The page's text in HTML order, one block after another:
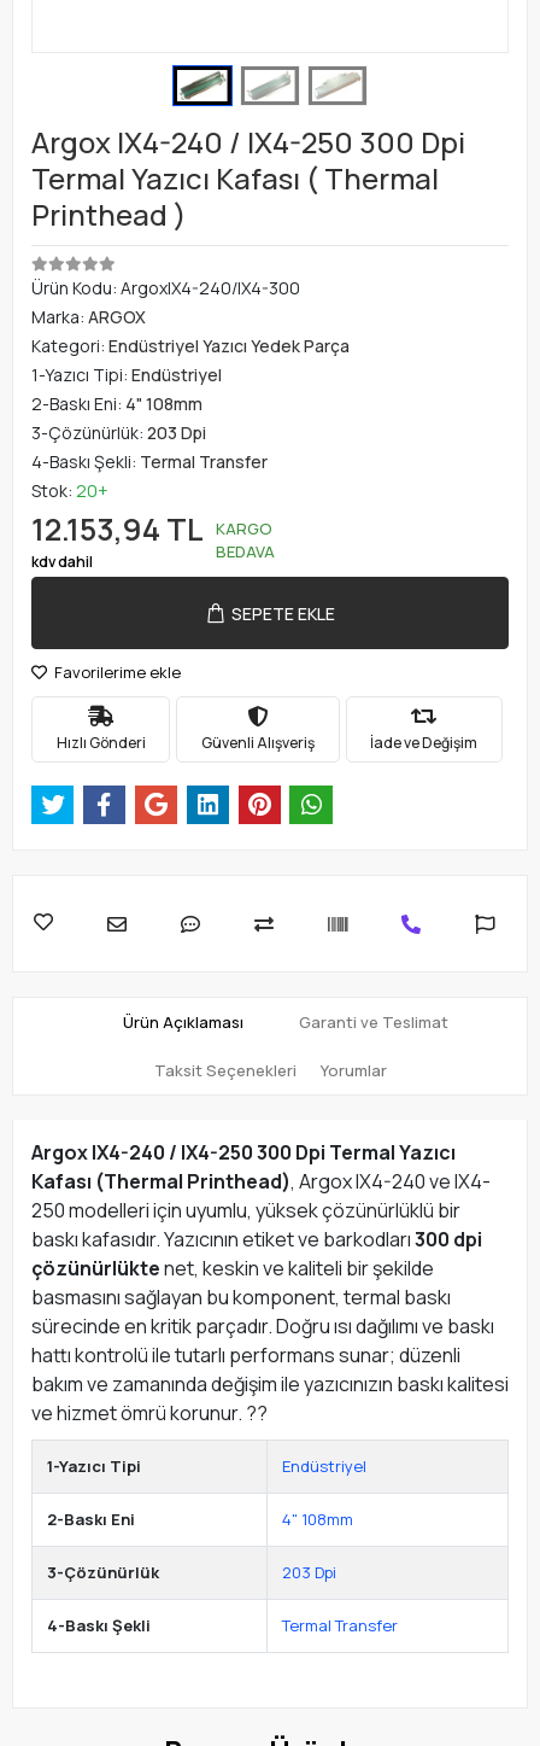
Argox IX4-240 / IX4-250 300 Dpi
Termal Yazıcı Kafası ( Thermal
Printhead )
Ürün Kodu: ArgoxIX4-240/IX4-300
Marka: ARGOX
Kategori: Endüstriyel Yazıcı Yedek Parça
1-Yazıcı Tipi: Endüstriyel
2-Baskı Eni: 4" 108mm
3-Çözünürlük: 203 Dpi
4-Baskı Şekli: Termal Transfer
Stok: 20+
12.153,94 TL
kdv dahil
KARGO
BEDAVA
SEPETE EKLE
Favorilerime ekle
Hızlı Gönderi Güvenli Alışveriş İade ve Değişim
Ürün Açıklaması Garanti ve Teslimat
Taksit Seçenekleri Yorumlar
Argox IX4-240 / IX4-250 300 Dpi Termal Yazıcı
Kafası (Thermal Printhead), Argox IX4-240 ve IX4-
250 modelleri için uyumlu, yüksek çözünürlüklü bir
baskı kafasıdır. Yazıcının etiket ve barkodları300 dpi
çözünürlüktenet, keskin ve kaliteli bir şekilde
basmasını sağlayan bu komponent, termal baskı
sürecinde en kritik parçadır. Doğru ısı dağılımı ve baskı
hattı kontrolü ile tutarlı performans sunar; düzenli
bakım ve zamanında değişim ile yazıcınızın baskı kalitesi
ve hizmet ömrü korunur. ?️?
1-Yazıcı Tipi Endüstriyel
2-Baskı Eni 4" 108mm
3-Çözünürlük 203 Dpi
4-Baskı Şekli Termal Transfer